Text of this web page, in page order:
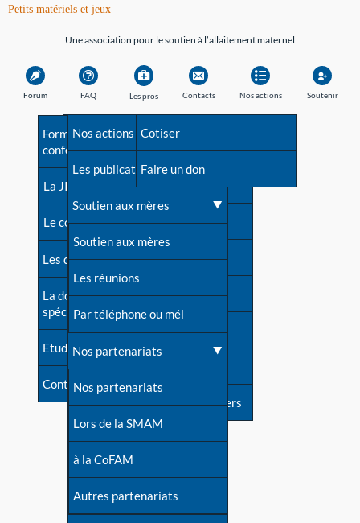
Petits matériels et jeux
Une association pour le soutien à l’allaitement maternel
Forum FAQ
Avant la naissance
Les débuts
Une difficulté d'allaitement ?
Cas particuliers
Mythes et vérités
Devenir animatrice ?
Une question sur le site
Les pros
Formations et
conférences
La JIA
Le congrès
Les dossiers de l'allaitement
La documentation
spécialisée
Etudes récentes
Contact
Contacts
Besoin d'aide?
Répertoire de tous les
contacts
Contact presse
Dossier de presse
Soutenir LLL
Livre d'or
Forum
S'inscrire à nos newsletters
Nos actions
Nos actions
Les publications
Soutien aux mères
Soutien aux mères
Les réunions
Par téléphone ou mél
Nos partenariats
Nos partenariats
Lors de la SMAM
à la CoFAM
Autres partenariats
Soutenir
Cotiser
Faire un don